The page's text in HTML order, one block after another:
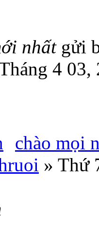
nhất gửi
4 03,
chào mọi
» Thứ